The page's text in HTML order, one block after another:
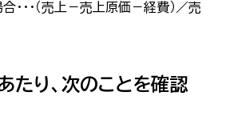
・・・（売上－売上原価－経費）／売
たり、次のことを確認